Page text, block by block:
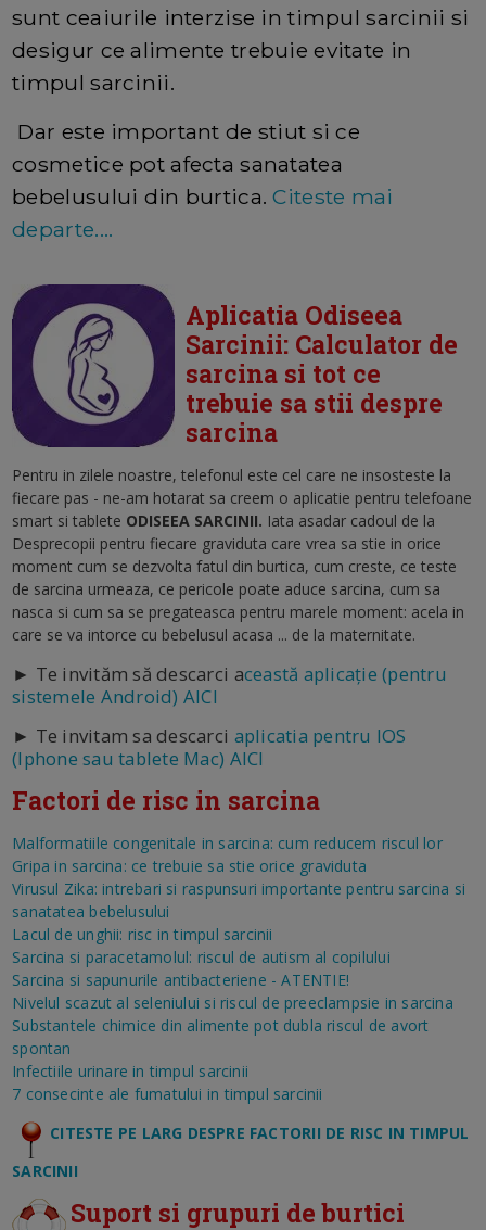
sunt ceaiurile interzise in timpul sarcinii si
desigur ce alimente trebuie evitate in
timpul sarcinii.
Dar este important de stiut si ce
cosmetice pot afecta sanatatea
bebelusului din burtica.Citeste mai
departe....
Aplicatia Odiseea
Sarcinii: Calculator de
sarcina si tot ce
trebuie sa stii despre
sarcina
Pentru in zilele noastre, telefonul este cel care ne insosteste la
fiecare pas - ne-am hotarat sa creem o aplicatie pentru telefoane
smart si tablete ODISEEA SARCINII. Iata asadar cadoul de la
Desprecopii pentru fiecare graviduta care vrea sa stie in orice
moment cum se dezvolta fatul din burtica, cum creste, ce teste
de sarcina urmeaza, ce pericole poate aduce sarcina, cum sa
nasca si cum sa se pregateasca pentru marele moment: acela in
care se va intorce cu bebelusul acasa ... de la maternitate.
► Te invităm să descarci această aplicație (pentru
sistemele Android) AICI
► Te invitam sa descarci aplicatia pentru IOS
(Iphone sau tablete Mac) AICI
Factori de risc in sarcina
Malformatiile congenitale in sarcina: cum reducem riscul lor
Gripa in sarcina: ce trebuie sa stie orice graviduta
Virusul Zika: intrebari si raspunsuri importante pentru sarcina si
sanatatea bebelusului
Lacul de unghii: risc in timpul sarcinii
Sarcina si paracetamolul: riscul de autism al copilului
Sarcina si sapunurile antibacteriene - ATENTIE!
Nivelul scazut al seleniului si riscul de preeclampsie in sarcina
Substantele chimice din alimente pot dubla riscul de avort
spontan
Infectiile urinare in timpul sarcinii
7 consecinte ale fumatului in timpul sarcinii
CITESTE PE LARG DESPRE FACTORII DE RISC IN TIMPUL
SARCINII
Suport si grupuri de burtici